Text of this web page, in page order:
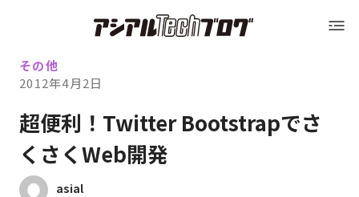
アシアルTechブログ
Blog トップ
運営会社（アシアル株式会社）
会社概要
その他
2012年4月2日
超便利！Twitter Bootstrapでさ
くさくWeb開発
asial